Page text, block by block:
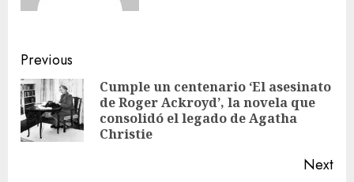
Previous
Cumple un centenario ‘El asesinato
de Roger Ackroyd’, la novela que
consolidó el legado de Agatha
Christie
Next